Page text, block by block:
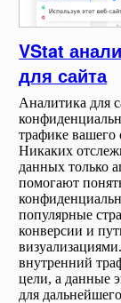
VStat
для сайта
Аналитика для
трафике вашего
Никаких
данных только
помогают
популярные
конверсии и
внутренний
цели, а данные
для